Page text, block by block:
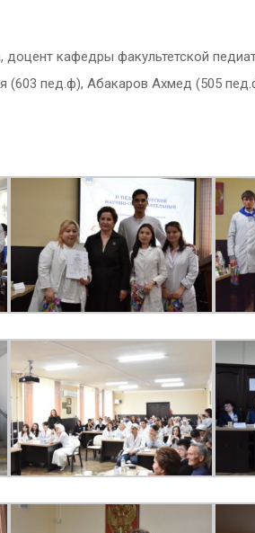
кафедры факультетской
(603 пед.ф), Абакаров Ахмед (505